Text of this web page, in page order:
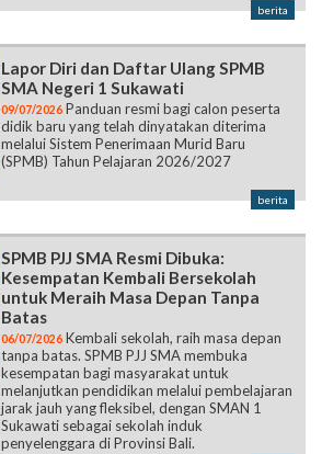
berita
Lapor Diri dan Daftar Ulang SPMB
SMA Negeri 1 Sukawati
09/07/2026 Panduan resmi bagi calon peserta
didik baru yang telah dinyatakan diterima
melalui Sistem Penerimaan Murid Baru
(SPMB) Tahun Pelajaran 2026/2027
berita
SPMB PJJ SMA Resmi Dibuka:
Kesempatan Kembali Bersekolah
untuk Meraih Masa Depan Tanpa
Batas
06/07/2026 Kembali sekolah, raih masa depan
tanpa batas. SPMB PJJ SMA membuka
kesempatan bagi masyarakat untuk
melanjutkan pendidikan melalui pembelajaran
jarak jauh yang fleksibel, dengan SMAN 1
Sukawati sebagai sekolah induk
penyelenggara di Provinsi Bali.